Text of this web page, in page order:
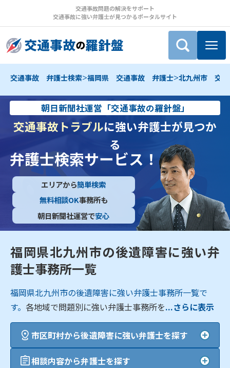
交通事故問題の解決をサポート
交通事故に強い弁護士が見つかるポータルサイト
交通事故 弁護士検索>福岡県 交通事故 弁護士>北九州市 交
朝日新聞社運営「交通事故の羅針盤」
交通事故トラブルに強い弁護士が見つか
る
弁護士検索サービス！
エリアから簡単検索
無料相談OK事務所も
朝日新聞社運営で安心
福岡県北九州市の後遺障害に強い弁
護士事務所一覧
福岡県北九州市の後遺障害に強い弁護士事務所一覧で
す。各地域で問題別に強い弁護士事務所を...さらに表示
市区町村から後遺障害に強い弁護士を探す
相談内容から弁護士を探す